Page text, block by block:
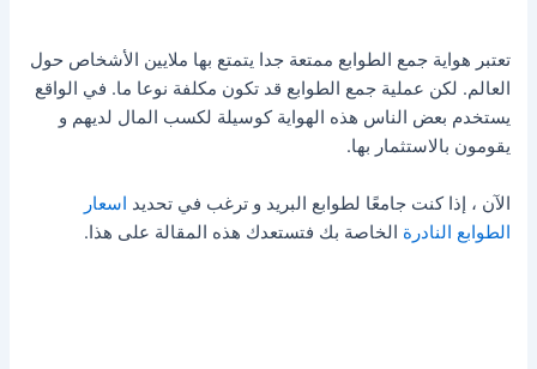
تعتبر هواية جمع الطوابع ممتعة جدا يتمتع بها ملايين الأشخاص حول
العالم. لكن عملية جمع الطوابع قد تكون مكلفة نوعا ما. في الواقع
يستخدم بعض الناس هذه الهواية كوسيلة لكسب المال لديهم و
يقومون بالاستثمار بها.
الآن ، إذا كنت جامعًا لطوابع البريد و ترغب في تحديد اسعار
الطوابع النادرة الخاصة بك فتستعدك هذه المقالة على هذا.